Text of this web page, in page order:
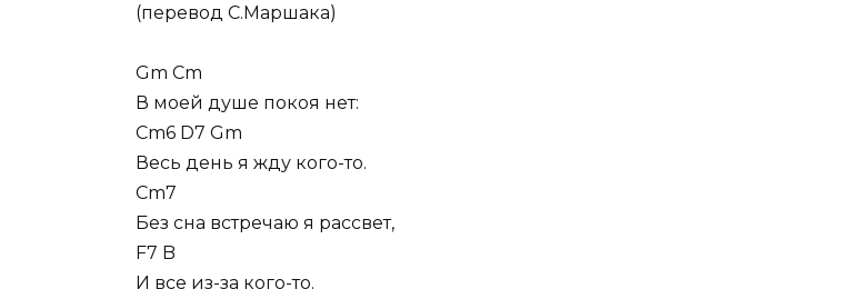
(перевод С.Маршака)
Gm Cm
В моей душе покоя нет:
Cm6 D7 Gm
Весь день я жду кого-то.
Cm7
Без сна встречаю я рассвет,
F7 B
И все из-за кого-то.